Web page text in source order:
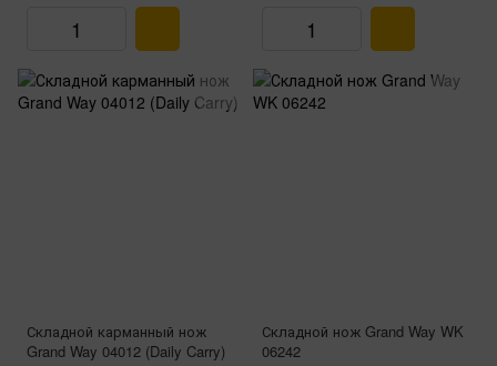
Складной карманный нож
Grand Way 04012 (Daily Carry)
Складной нож Grand Way WK
06242